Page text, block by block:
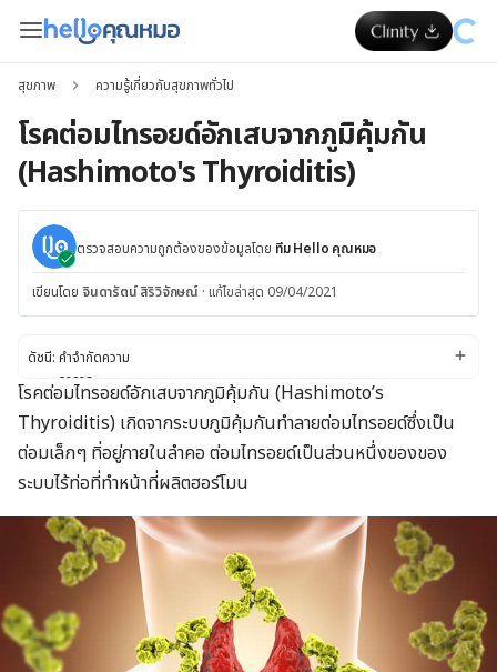
สุขภาพ ความรู้เกี่ยวกับสุขภาพทั่วไป
โรคต่อมไทรอยด์อักเสบจากภูมิคุ้มกัน
(Hashimoto's Thyroiditis)
ตรวจสอบความถูกต้องของข้อมูลโดย ทีม Hello คุณหมอ
เขียนโดย จินดารัตน์ สิริวิจักษณ์ · แก้ไขล่าสุด 09/04/2021
ดัชนี: คำจำกัดความ
อาการ
สาเหตุ
ปัจจัยเสี่ยง
การวินิจฉัยและการรักษา
การเปลี่ยนไลฟ์สไตล์และการเยียวยาตัวเอง
โรคต่อมไทรอยด์อักเสบจากภูมิคุ้มกัน (Hashimoto’s
Thyroiditis) เกิดจากระบบภูมิคุ้มกันทำลายต่อมไทรอยด์ซึ่งเป็น
ต่อมเล็กๆ ทิ่อยู่ภายในลำคอ ต่อมไทรอยด์เป็นส่วนหนึ่งของของ
ระบบไร้ท่อที่ทำหน้าที่ผลิตฮอร์โมน